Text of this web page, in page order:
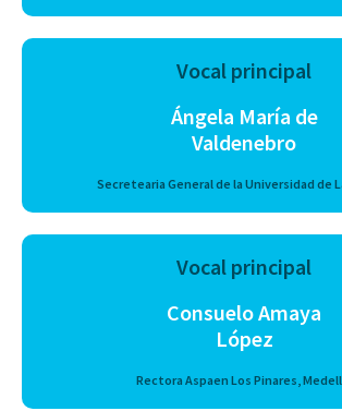
Vocal principal
Ángela María de
Valdenebro
Secretearia General de la Universidad de
Vocal principal
Consuelo Amaya
López
Rectora Aspaen Los Pinares,